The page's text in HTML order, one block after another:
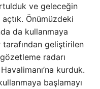
ve geleceğin
Önümüzdeki
da kullanmaya
tarafından geliştirilen
radarı
kurduk.
başlamayı